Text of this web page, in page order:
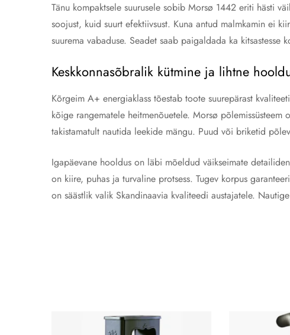
Tänu kompaktsele suurusele sobib Morsø 1442 eriti hästi
soojust, kuid suurt efektiivsust. Kuna antud malmkamin ei
suurema vabaduse. Seadet saab paigaldada ka kitsastesse
Keskkonnasõbralik kütmine ja lihtne
Kõrgeim A+ energiaklass tõestab toote suurepärast
kõige rangematele heitmenõuetele. Morsø
takistamatult nautida leekide mängu. Puud või briketid
Igapäevane hooldus on läbi mõeldud väikseimate
on kiire, puhas ja turvaline protsess. Tugev korpus
on säästlik valik Skandinaavia kvaliteedi austajatele.